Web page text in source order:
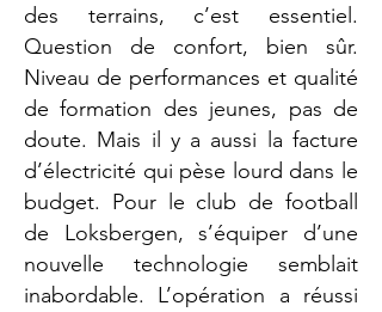
des terrains, c’est essentiel.
Question de confort, bien sûr.
Niveau de performances et qualité
de formation des jeunes, pas de
doute. Mais il y a aussi la facture
d’électricité qui pèse lourd dans le
budget. Pour le club de football
de Loksbergen, s’équiper d’une
nouvelle technologie semblait
inabordable. L’opération a réussi